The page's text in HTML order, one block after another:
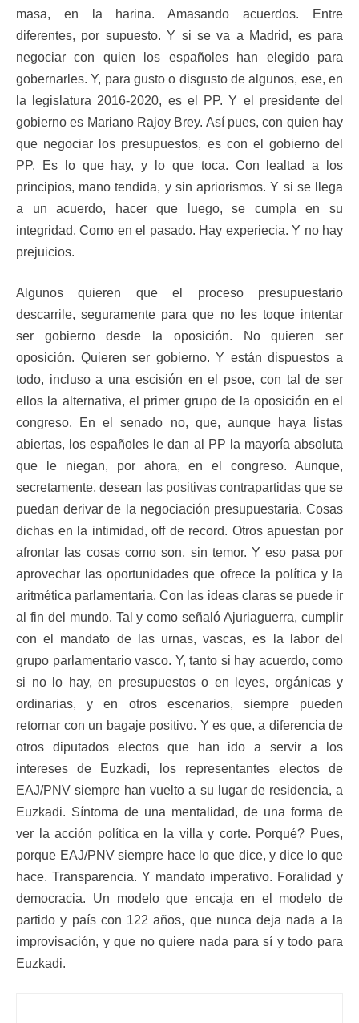
masa, en la harina. Amasando acuerdos. Entre
diferentes, por supuesto. Y si se va a Madrid, es para
negociar con quien los españoles han elegido para
gobernarles. Y, para gusto o disgusto de algunos, ese, en
la legislatura 2016-2020, es el PP. Y el presidente del
gobierno es Mariano Rajoy Brey. Así pues, con quien hay
que negociar los presupuestos, es con el gobierno del
PP. Es lo que hay, y lo que toca. Con lealtad a los
principios, mano tendida, y sin apriorismos. Y si se llega
a un acuerdo, hacer que luego, se cumpla en su
integridad. Como en el pasado. Hay experiecia. Y no hay
prejuicios.
Algunos quieren que el proceso presupuestario
descarrile, seguramente para que no les toque intentar
ser gobierno desde la oposición. No quieren ser
oposición. Quieren ser gobierno. Y están dispuestos a
todo, incluso a una escisión en el psoe, con tal de ser
ellos la alternativa, el primer grupo de la oposición en el
congreso. En el senado no, que, aunque haya listas
abiertas, los españoles le dan al PP la mayoría absoluta
que le niegan, por ahora, en el congreso. Aunque,
secretamente, desean las positivas contrapartidas que se
puedan derivar de la negociación presupuestaria. Cosas
dichas en la intimidad, off de record. Otros apuestan por
afrontar las cosas como son, sin temor. Y eso pasa por
aprovechar las oportunidades que ofrece la política y la
aritmética parlamentaria. Con las ideas claras se puede ir
al fin del mundo. Tal y como señaló Ajuriaguerra, cumplir
con el mandato de las urnas, vascas, es la labor del
grupo parlamentario vasco. Y, tanto si hay acuerdo, como
si no lo hay, en presupuestos o en leyes, orgánicas y
ordinarias, y en otros escenarios, siempre pueden
retornar con un bagaje positivo. Y es que, a diferencia de
otros diputados electos que han ido a servir a los
intereses de Euzkadi, los representantes electos de
EAJ/PNV siempre han vuelto a su lugar de residencia, a
Euzkadi. Síntoma de una mentalidad, de una forma de
ver la acción política en la villa y corte. Porqué? Pues,
porque EAJ/PNV siempre hace lo que dice, y dice lo que
hace. Transparencia. Y mandato imperativo. Foralidad y
democracia. Un modelo que encaja en el modelo de
partido y país con 122 años, que nunca deja nada a la
improvisación, y que no quiere nada para sí y todo para
Euzkadi.